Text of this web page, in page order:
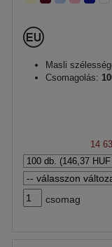
Masli
Csomagolás:
14
csomag